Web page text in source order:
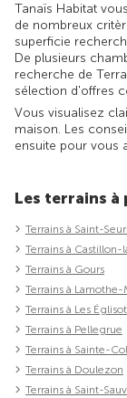
Tanaïs Habitat
de nombreux
superficie
De plusieurs
recherche de
sélection d'offres
Vous visualisez
maison. Les
ensuite pour vous
Les terrains à
Terrains à Saint-
Terrains à Castillon-
Terrains à Gours
Terrains à
Terrains à Les
Terrains à Pellegrue
Terrains à Sainte-
Terrains à Doulezon
Terrains à Saint-